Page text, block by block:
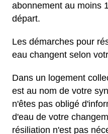
abonnement au moins
départ.
Les démarches pour
eau changent selon
Dans un logement
est au nom de votre
n'êtes pas obligé
d'eau de votre
résiliation n'est pas